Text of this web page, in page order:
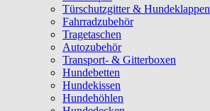
Türschutzgitter & Hundeklappen
Fahrradzubehör
Tragetaschen
Autozubehör
Transport- & Gitterboxen
Hundebetten
Hundekissen
Hundehöhlen